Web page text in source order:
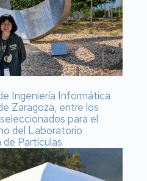
Ingeniería Informática
Zaragoza, entre los
para el
del Laboratorio
de Partículas